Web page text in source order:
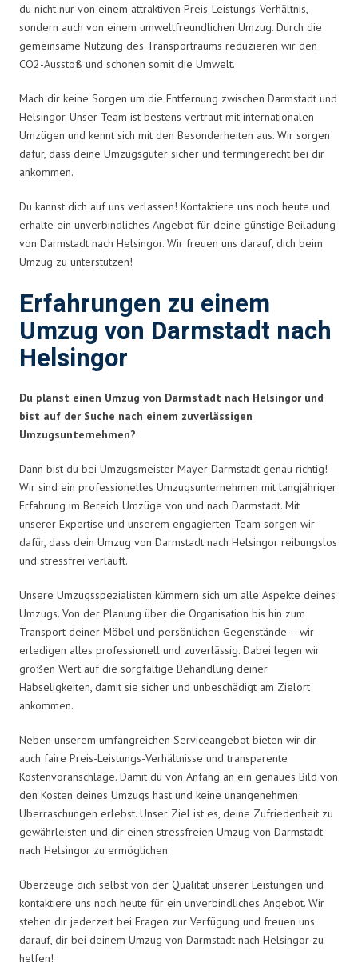
du nicht nur von einem attraktiven Preis-Leistungs-Verhältnis,
sondern auch von einem umweltfreundlichen Umzug. Durch die
gemeinsame Nutzung des Transportraums reduzieren wir den
CO2-Ausstoß und schonen somit die Umwelt.
Mach dir keine Sorgen um die Entfernung zwischen Darmstadt und
Helsingor. Unser Team ist bestens vertraut mit internationalen
Umzügen und kennt sich mit den Besonderheiten aus. Wir sorgen
dafür, dass deine Umzugsgüter sicher und termingerecht bei dir
ankommen.
Du kannst dich auf uns verlassen! Kontaktiere uns noch heute und
erhalte ein unverbindliches Angebot für deine günstige Beiladung
von Darmstadt nach Helsingor. Wir freuen uns darauf, dich beim
Umzug zu unterstützen!
Erfahrungen zu einem
Umzug von Darmstadt nach
Helsingor
Du planst einen Umzug von Darmstadt nach Helsingor und
bist auf der Suche nach einem zuverlässigen
Umzugsunternehmen?
Dann bist du bei Umzugsmeister Mayer Darmstadt genau richtig!
Wir sind ein professionelles Umzugsunternehmen mit langjähriger
Erfahrung im Bereich Umzüge von und nach Darmstadt. Mit
unserer Expertise und unserem engagierten Team sorgen wir
dafür, dass dein Umzug von Darmstadt nach Helsingor reibungslos
und stressfrei verläuft.
Unsere Umzugsspezialisten kümmern sich um alle Aspekte deines
Umzugs. Von der Planung über die Organisation bis hin zum
Transport deiner Möbel und persönlichen Gegenstände – wir
erledigen alles professionell und zuverlässig. Dabei legen wir
großen Wert auf die sorgfältige Behandlung deiner
Habseligkeiten, damit sie sicher und unbeschädigt am Zielort
ankommen.
Neben unserem umfangreichen Serviceangebot bieten wir dir
auch faire Preis-Leistungs-Verhältnisse und transparente
Kostenvoranschläge. Damit du von Anfang an ein genaues Bild von
den Kosten deines Umzugs hast und keine unangenehmen
Überraschungen erlebst. Unser Ziel ist es, deine Zufriedenheit zu
gewährleisten und dir einen stressfreien Umzug von Darmstadt
nach Helsingor zu ermöglichen.
Überzeuge dich selbst von der Qualität unserer Leistungen und
kontaktiere uns noch heute für ein unverbindliches Angebot. Wir
stehen dir jederzeit bei Fragen zur Verfügung und freuen uns
darauf, dir bei deinem Umzug von Darmstadt nach Helsingor zu
helfen!